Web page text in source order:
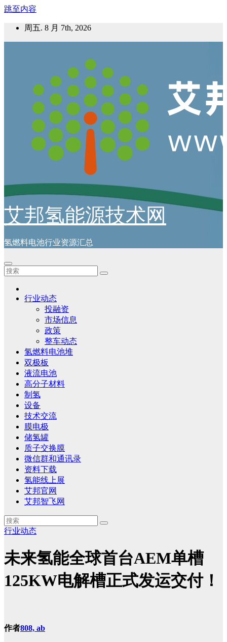
跳至内容
周五. 8 月 7th, 2026
艾邦氢能源技术网
氢燃料电池行业资源汇总
行业动态
投融资
市场信息
政策
整车动态
氢燃料电池堆
双极板
液流电池
高分子材料
制氢
设备
技术交流
膜电极
储氢罐
质子交换膜
微信群和通讯录
资料下载
氢能线上展
艾邦官网
艾邦智飞网
行业动态
未来氢能全球首台AEM单槽
125KW电解槽正式发运交付！
作者808, ab